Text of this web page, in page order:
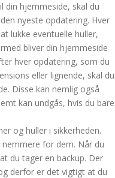
din hjemmeside, skal du
nyeste opdatering. Hver
lukke eventuelle huller,
bliver din hjemmeside
hver opdatering, som du
eller lignende, skal du
Disse kan nemlig også
kan undgås, hvis du bare
og huller i sikkerheden.
for dem. Når du
du tager en backup. Der
derfor er det vigtigt at du